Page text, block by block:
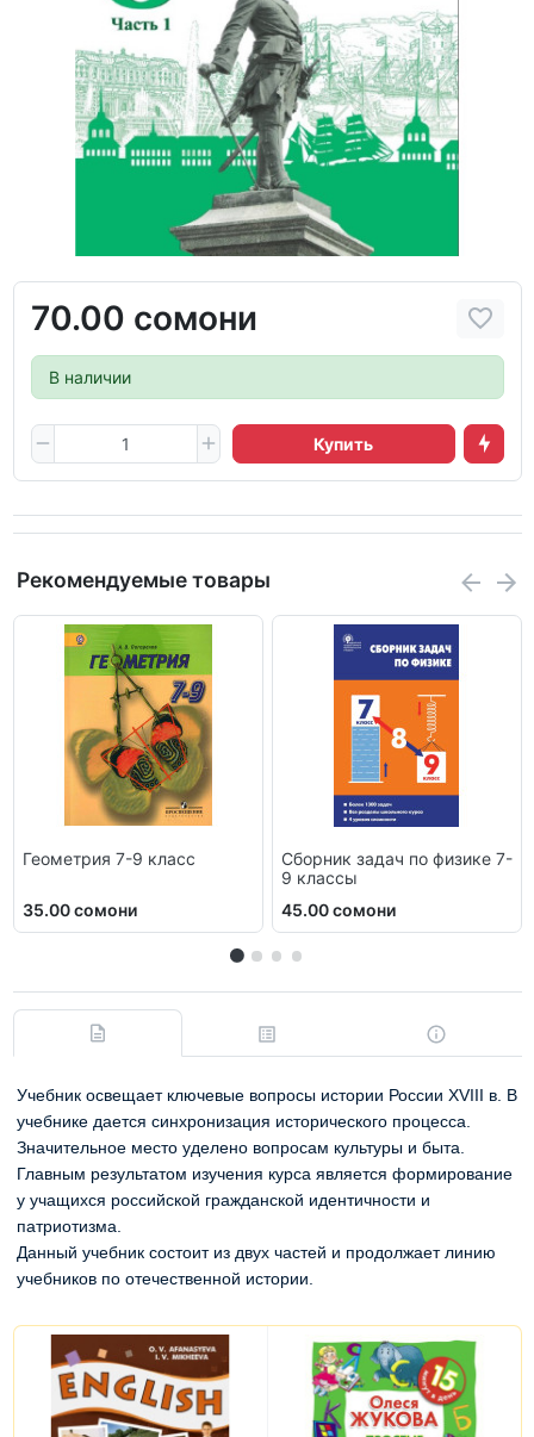
70.00 сомони
В наличии
Купить
Рекомендуемые товары
Геометрия 7-9 класс
35.00 сомони
Сборник задач по физике 7-
9 классы
45.00 сомони
Учебник освещает ключевые вопросы истории России XVIII в. В
учебнике дается синхронизация исторического процесса.
Значительное место уделено вопросам культуры и быта.
Главным результатом изучения курса является формирование
у учащихся российской гражданской идентичности и
патриотизма.
Данный учебник состоит из двух частей и продолжает линию
учебников по отечественной истории.